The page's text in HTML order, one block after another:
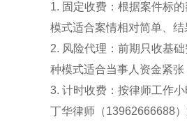
1. 固定收费：根据案件标
模式适合案情相对简单、结
2. 风险代理：前期只收基
种模式适合当事人资金紧张
3. 计时收费：按律师工作
丁华律师（13962666688